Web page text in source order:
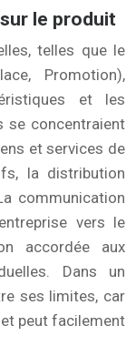
le produit
telles que le
Promotion),
et les
se concentraient
et services de
la distribution
communication
vers le
accordée aux
Dans un
ses limites, car
peut facilement